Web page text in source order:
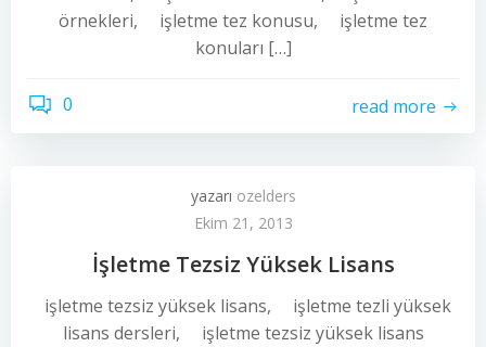
örnekleri, işletme tez konusu, işletme tez
konuları […]
0 read more
yazarı ozelders
Ekim 21, 2013
İşletme Tezsiz Yüksek Lisans
işletme tezsiz yüksek lisans, işletme tezli yüksek
lisans dersleri, işletme tezsiz yüksek lisans